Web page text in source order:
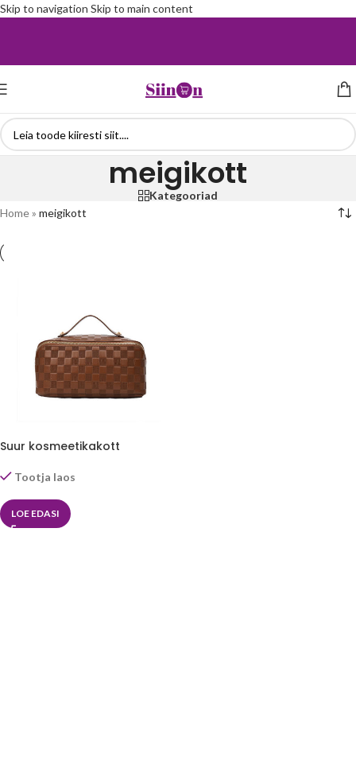
Skip to navigation Skip to main content
meigikott
Kategooriad
Home» meigikott
Suur kosmeetikakott
Tootja laos
LOE EDASI